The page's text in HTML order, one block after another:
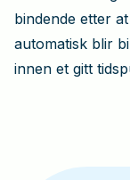
bindende etter
automatisk blir
innen et gitt